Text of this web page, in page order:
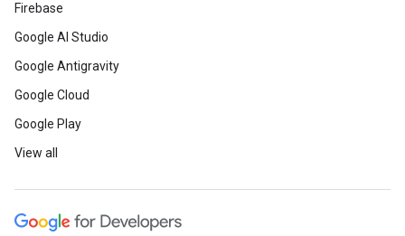
Firebase
Google AI Studio
Google Antigravity
Google Cloud
Google Play
View all